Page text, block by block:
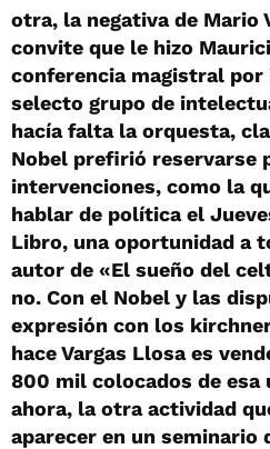
otra, la negativa de Mario
convite que le hizo
conferencia magistral por
selecto grupo de
hacía falta la orquesta,
Nobel prefirió reservarse
intervenciones, como la
hablar de política el
Libro, una oportunidad a
autor de «El sueño del
no. Con el Nobel y las
expresión con los
hace Vargas Llosa es
800 mil colocados de esa
ahora, la otra actividad
aparecer en un seminario